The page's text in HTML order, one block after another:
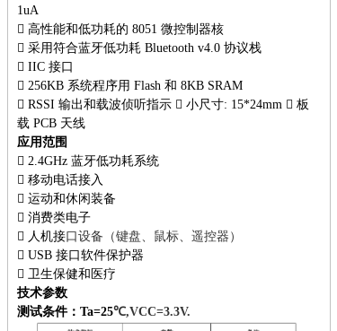
1uA
 高性能和低功耗的 8051 微控制器核
 采用符合蓝牙低功耗 Bluetooth v4.0 协议栈
 IIC 接口
 256KB 系统程序用 Flash 和 8KB SRAM
 RSSI 输出和载波侦听指示  小尺寸: 15*24mm  板
载 PCB 天线
应用范围
 2.4GHz 蓝牙低功耗系统
 移动电话接入
 运动和休闲装备
 消费类电子
 人机接口设备（键盘、鼠标、遥控器）
 USB 接口软件保护器
 卫生保健和医疗
技术参数
测试条件：Ta=25℃,VCC=3.3V.